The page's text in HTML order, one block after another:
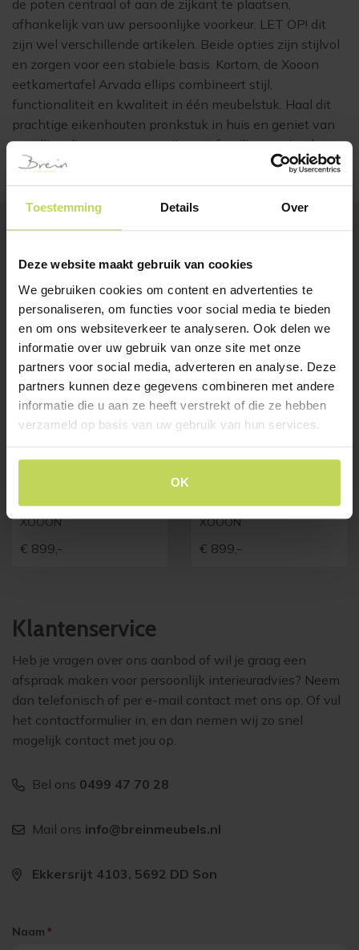
Toestemming Details Over
Deze website maakt gebruik van cookies
We gebruiken cookies om content en advertenties te
personaliseren, om functies voor social media te bieden
en om ons websiteverkeer te analyseren. Ook delen we
informatie over uw gebruik van onze site met onze
partners voor social media, adverteren en analyse. Deze
partners kunnen deze gegevens combineren met andere
informatie die u aan ze heeft verstrekt of die ze hebben
verzameld op basis van uw gebruik van hun services.
OK
de poten centraal of aan de zijkant te plaatsen,
afhankelijk van uw persoonlijke voorkeur. LET OP! dit
zijn wel verschillende artikelen. Beide opties zijn stijlvol
en zorgen voor een stabiele basis. Kortom, de Xooon
eetkamertafel Arvada ellips combineert stijl,
functionaliteit en kwaliteit in één meubelstuk. Haal dit
prachtige eikenhouten pronkstuk in huis en geniet van
gezellige diners en samenzijn met familie en vrienden.
BESTSELLERS
Klanten bekeken ook
150x105cm wit
XOOON
€ 899,-
150x105cm antraciet
XOOON
€ 899,-
Klantenservice
Heb je vragen over ons aanbod of wil je graag een
afspraak maken voor persoonlijk interieuradvies? Neem
dan telefonisch of per e-mail contact met ons op. Of vul
het contactformulier in, en dan nemen wij zo snel
mogelijk contact met jou op.
Bel ons 0499 47 70 28
Mail ons info@breinmeubels.nl
Ekkersrijt 4103, 5692 DD Son
Naam *